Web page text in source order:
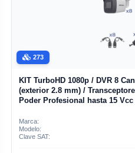
273
KIT TurboHD 1080p / DVR 8
(exterior 2.8 mm) /
Poder Profesional hasta 15
Marca:
Modelo:
Clave SAT: